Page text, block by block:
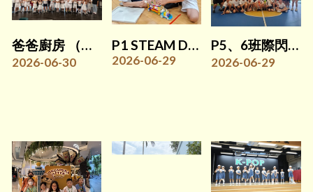
爸爸廚房 （家校齊家教計劃）
2026-06-30
P1 STEAM DAY
2026-06-29
P5、6班際閃避球比賽
2026-06-29